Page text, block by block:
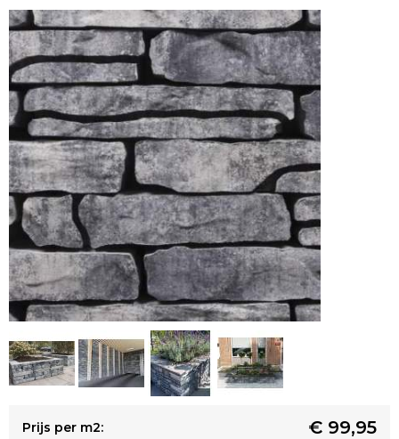
Prijs per m2: € 99,95